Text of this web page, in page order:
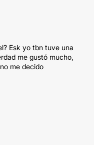
Esk yo tbn tuve una
me gustó mucho,
me decido